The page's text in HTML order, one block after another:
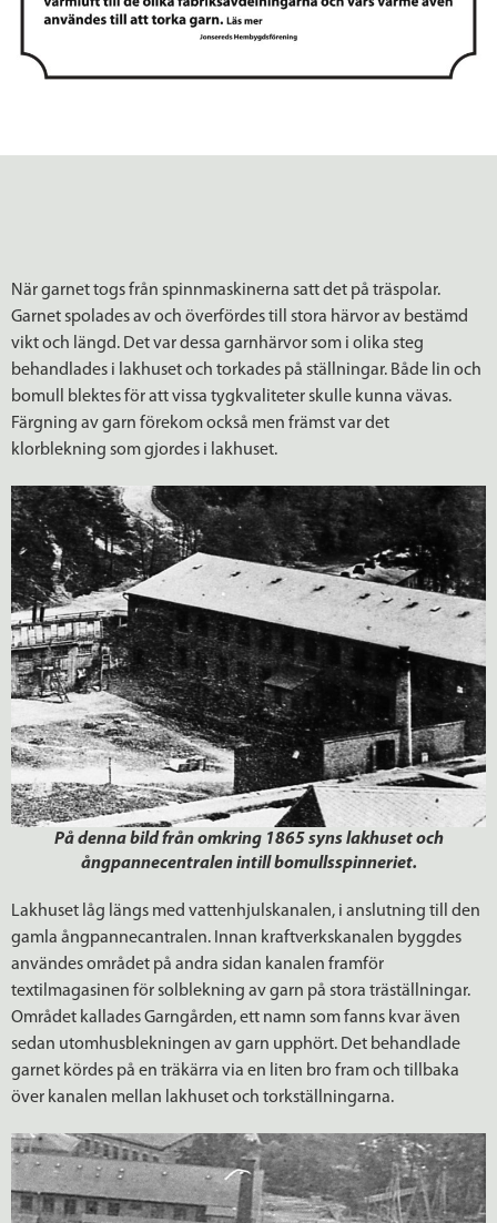
När garnet togs från spinnmaskinerna satt det på träspolar.
Garnet spolades av och överfördes till stora härvor av bestämd
vikt och längd. Det var dessa garnhärvor som i olika steg
behandlades i lakhuset och torkades på ställningar. Både lin och
bomull blektes för att vissa tygkvaliteter skulle kunna vävas.
Färgning av garn förekom också men främst var det
klorblekning som gjordes i lakhuset.
På denna bild från omkring 1865 syns lakhuset och
ångpannecentralen intill bomullsspinneriet.
Lakhuset låg längs med vattenhjulskanalen, i anslutning till den
gamla ångpannecantralen. Innan kraftverkskanalen byggdes
användes området på andra sidan kanalen framför
textilmagasinen för solblekning av garn på stora träställningar.
Området kallades Garngården, ett namn som fanns kvar även
sedan utomhusblekningen av garn upphört. Det behandlade
garnet kördes på en träkärra via en liten bro fram och tillbaka
över kanalen mellan lakhuset och torkställningarna.